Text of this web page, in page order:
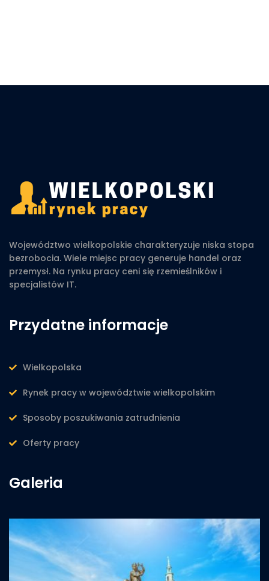
Województwo wielkopolskie charakteryzuje niska stopa
bezrobocia. Wiele miejsc pracy generuje handel oraz
przemysł. Na rynku pracy ceni się rzemieślników i
specjalistów IT.
Przydatne informacje
Wielkopolska
Rynek pracy w województwie wielkopolskim
Sposoby poszukiwania zatrudnienia
Oferty pracy
Galeria